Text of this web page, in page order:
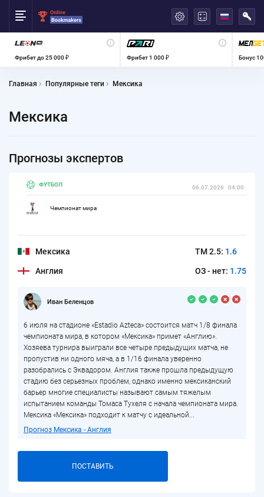
Фрибет до 25 000 ₽ Фрибет 1 000 ₽ Бонус
Главная Популярные теги Мексика
Мексика
Прогнозы экспертов
ФУТБОЛ
Чемпионат мира
06.07.2026 04:00
Мексика ТМ 2.5: 1.6
Англия ОЗ - нет: 1.75
Иван Беленцов
6 июля на стадионе «Estadio Azteca» состоится матч 1/8 финала
чемпионата мира, в котором «Мексика» примет «Англию».
Хозяева турнира выиграли все четыре предыдущих матча, не
пропустив ни одного мяча, а в 1/16 финала уверенно
разобрались с Эквадором. Англия также прошла предыдущую
стадию без серьезных проблем, однако именно мексиканский
барьер многие специалисты называют самым тяжелым
испытанием команды Томаса Тухеля с начала чемпионата мира.
Мексика «Мексика» подходит к матчу с идеальной...
Прогноз Мексика - Англия
ПОСТАВИТЬ